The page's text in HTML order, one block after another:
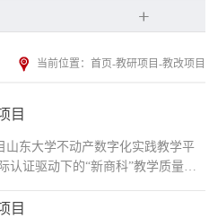
当前位置： 首页-教研项目 -教改项目
目
山东大学不动产数字化实践教学平
认证驱动下的“新商科”教学质量保
学方式改革与实践4一般项目新文
目